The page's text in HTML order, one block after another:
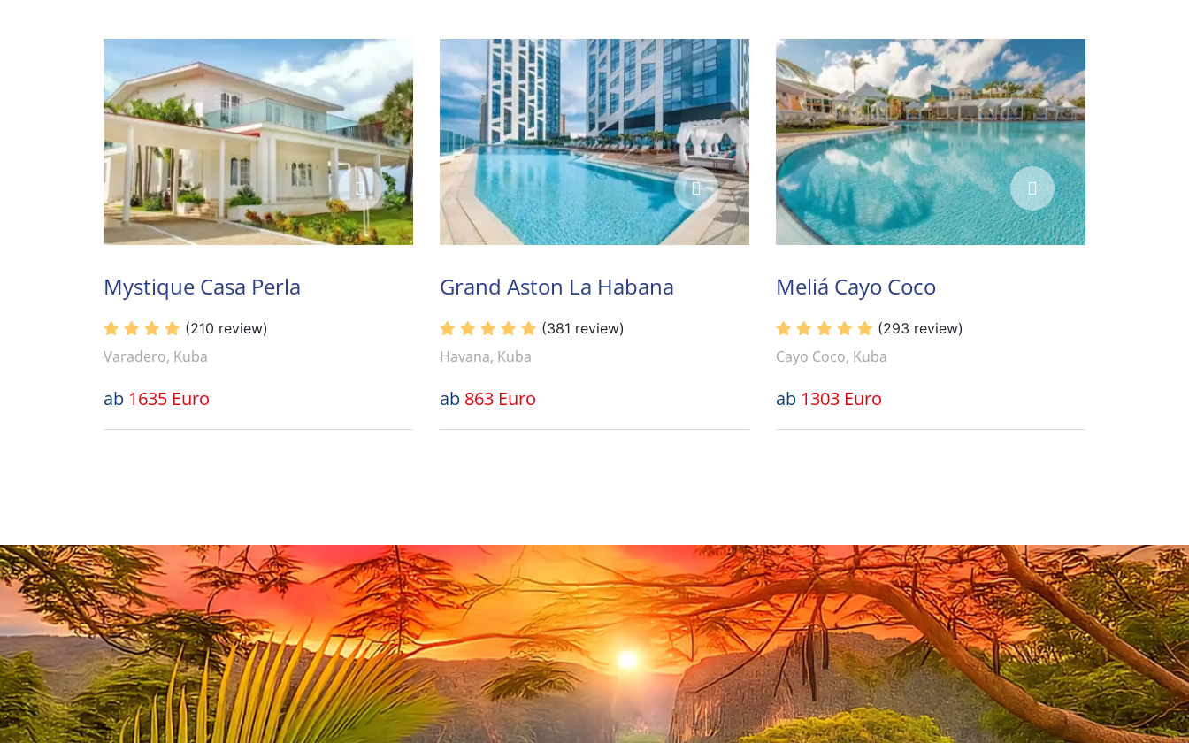
Mystique Casa Perla
(210 review)
Varadero, Kuba
ab 1635 Euro
Grand Aston La Habana
(381 review)
Havana, Kuba
ab 863 Euro
Meliá Cayo Coco
(293 review)
Cayo Coco, Kuba
ab 1303 Euro